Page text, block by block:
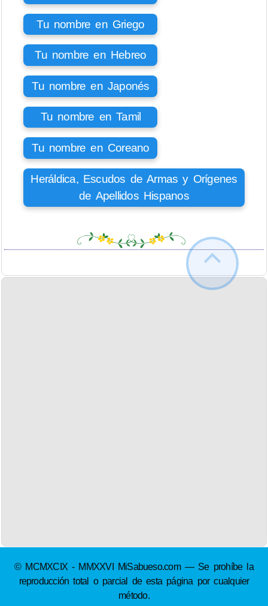
Tu nombre en Griego
Tu nombre en Hebreo
Tu nombre en Japonés
Tu nombre en Tamil
Tu nombre en Coreano
Heráldica, Escudos de Armas y Orígenes
de Apellidos Hispanos
© MCMXCIX - MMXXVI MiSabueso.com — Se prohíbe la
reproducción total o parcial de esta página por cualquier
método.